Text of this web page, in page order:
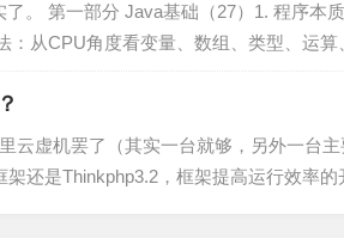
。 第一部分 Java基础（27）1. 程序本
从CPU角度看变量、数组、类型、运算
云虚机罢了（其实一台就够，另外一台
还是Thinkphp3.2，框架提高运行效率的